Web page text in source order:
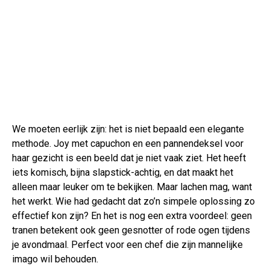
We moeten eerlijk zijn: het is niet bepaald een elegante
methode. Joy met capuchon en een pannendeksel voor
haar gezicht is een beeld dat je niet vaak ziet. Het heeft
iets komisch, bijna slapstick-achtig, en dat maakt het
alleen maar leuker om te bekijken. Maar lachen mag, want
het werkt. Wie had gedacht dat zo’n simpele oplossing zo
effectief kon zijn? En het is nog een extra voordeel: geen
tranen betekent ook geen gesnotter of rode ogen tijdens
je avondmaal. Perfect voor een chef die zijn mannelijke
imago wil behouden.